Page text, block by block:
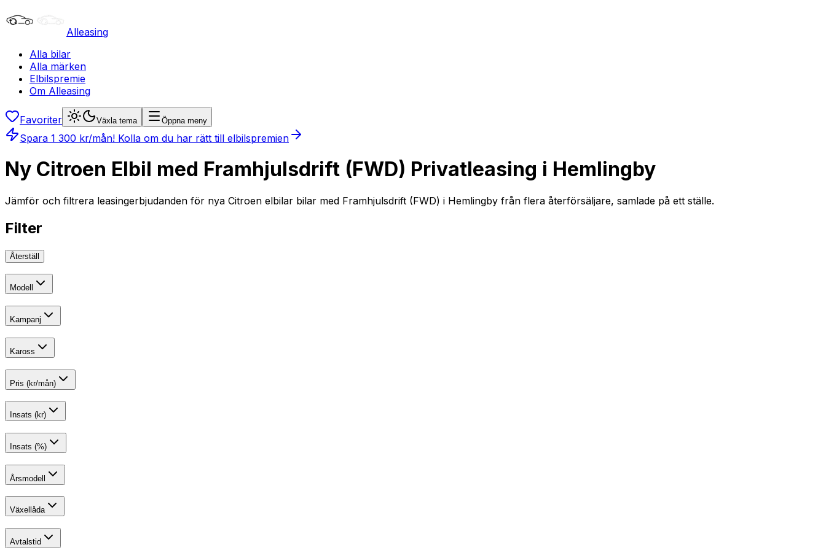
Alleasing
Alla bilar
Alla märken
Elbilspremie
Om Alleasing
Favoriter Växla tema Öppna meny
Spara 1 300 kr/mån! Kolla om du har rätt till elbilspremien
Ny Citroen Elbil med Framhjulsdrift (FWD) Privatleasing i Hemlingby
Jämför och filtrera leasingerbjudanden för nya Citroen elbilar bilar med Framhjulsdrift (FWD) i Hemlingby från flera återförsäljare, samlade på ett ställe.
Filter
Återställ
Modell
Kampanj
Kaross
Pris (kr/mån)
Insats (kr)
Insats (%)
Årsmodell
Växellåda
Avtalstid